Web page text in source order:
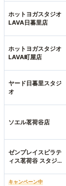
ホットヨガスタジオ
LAVA日暮里店
ホットヨガスタジオ
LAVA町屋店
ヤード日暮里スタジ
オ
ソエル茗荷谷店
ゼンプレイスピラテ
ィス茗荷谷 スタジオ
キャンペーン中